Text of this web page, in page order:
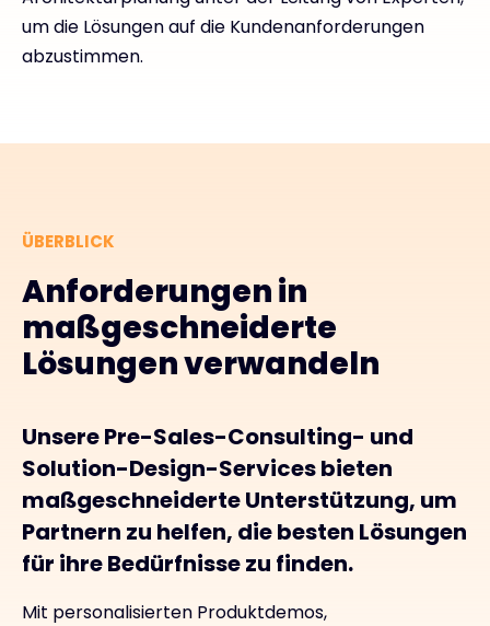
#weareexclusive
um die Lösungen auf die Kundenanforderungen
abzustimmen.
ÜBERBLICK
Anforderungen in
maßgeschneiderte
Lösungen verwandeln
Unsere Pre-Sales-Consulting- und
Solution-Design-Services bieten
maßgeschneiderte Unterstützung, um
Partnern zu helfen, die besten Lösungen
für ihre Bedürfnisse zu finden.
Mit personalisierten Produktdemos,